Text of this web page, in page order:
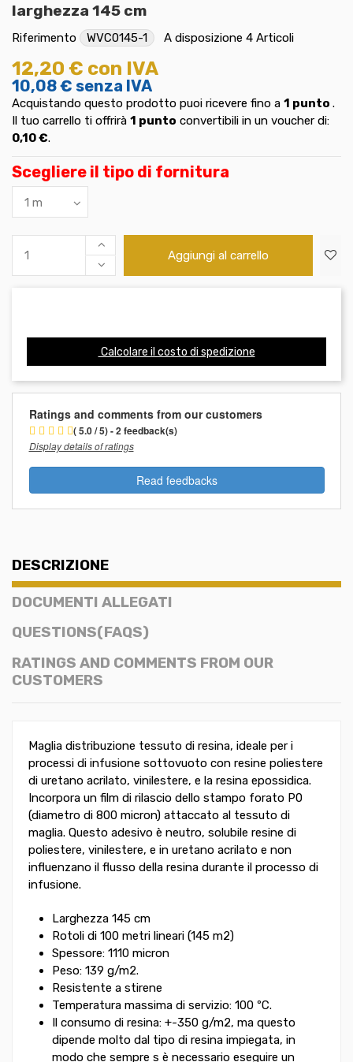
larghezza 145 cm
Riferimento WVC0145-1 A disposizione 4 Articoli
12,20 € con IVA
10,08 € senza IVA
Acquistando questo prodotto puoi ricevere fino a 1 punto .
Il tuo carrello ti offrirà 1 punto convertibili in un voucher di:
0,10 €.
Scegliere il tipo di fornitura
Aggiungi al carrello
Calcolare il costo di spedizione
Ratings and comments from our customers
( 5.0 / 5) - 2 feedback(s)
Display details of ratings
Read feedbacks
DESCRIZIONE
DOCUMENTI ALLEGATI
QUESTIONS(FAQS)
RATINGS AND COMMENTS FROM OUR
CUSTOMERS
Maglia distribuzione tessuto di resina, ideale per i
processi di infusione sottovuoto con resine poliestere
di uretano acrilato, vinilestere, e la resina epossidica.
Incorpora un film di rilascio dello stampo forato P0
(diametro di 800 micron) attaccato al tessuto di
maglia. Questo adesivo è neutro, solubile resine di
poliestere, vinilestere, e in uretano acrilato e non
influenzano il flusso della resina durante il processo di
infusione.
Larghezza 145 cm
Rotoli di 100 metri lineari (145 m2)
Spessore: 1110 micron
Peso: 139 g/m2.
Resistente a stirene
Temperatura massima di servizio: 100 ºC.
Il consumo di resina: +-350 g/m2, ma questo
dipende molto dal tipo di resina impiegata, in
modo che sempre s è necessario eseguire un